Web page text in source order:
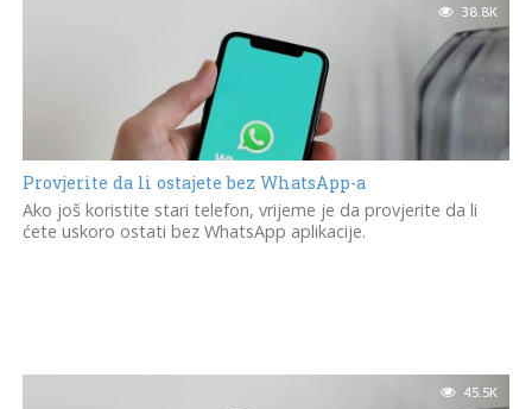
38.8K
Provjerite da li ostajete bez WhatsApp-a
Ako još koristite stari telefon, vrijeme je da provjerite da li
ćete uskoro ostati bez WhatsApp aplikacije.
45.5K